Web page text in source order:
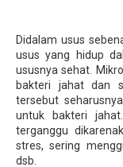
Didalam usus
usus yang hidup
ususnya sehat.
bakteri jahat dan
tersebut
untuk bakteri
terganggu
stres, sering
dsb.